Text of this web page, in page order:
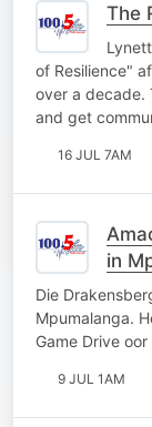
The
of Resilience"
over a decade.
and get
16 JUL 7AM
in
Die
Mpumalanga.
Game Drive
9 JUL 1AM